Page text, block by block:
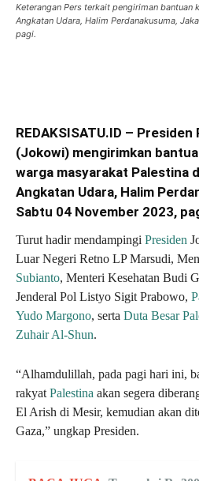
Keterangan Pers terkait pengiriman bantuan
Angkatan Udara, Halim Perdanakusuma,
pagi.
REDAKSISATU.ID –
(Jokowi) mengirimkan
warga masyarakat Palestina
Angkatan Udara, Halim
Sabtu 04 November 2023,
Turut hadir mendampingi Presiden
Luar Negeri Retno LP Marsudi,
Subianto, Menteri Kesehatan Budi
Jenderal Pol Listyo Sigit Prabowo,
Yudo Margono, serta Duta Besar
Zuhair Al-Shun.
“Alhamdulillah, pada pagi hari ini,
rakyat Palestina akan segera
El Arish di Mesir, kemudian akan
Gaza,” ungkap Presiden.